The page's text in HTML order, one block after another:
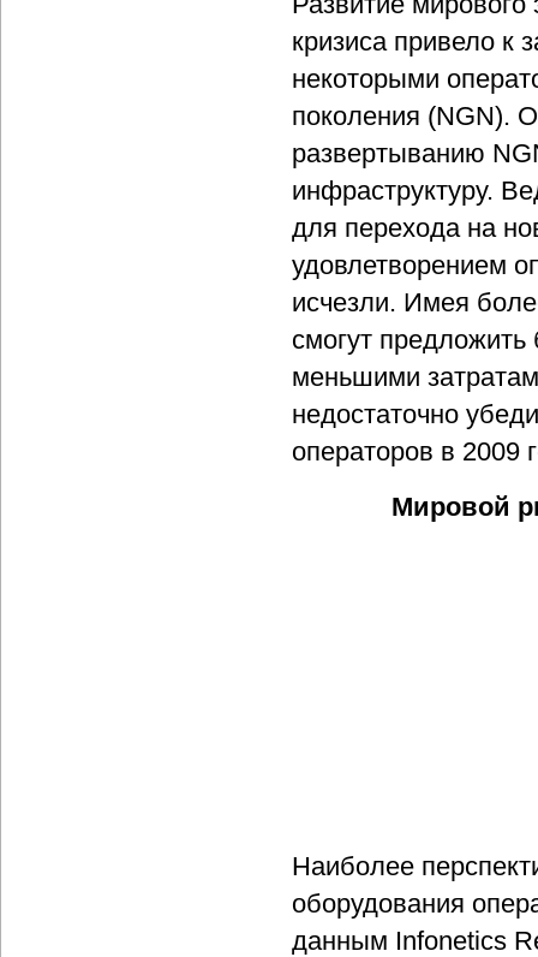
кризиса привело к
некоторыми
поколения (NGN).
развертыванию
инфраструктуру.
для перехода на
удовлетворением
исчезли. Имея
смогут
меньшими
недостаточно
операторов в 2009
Мировой
Наиболее
оборудования
данным Infonetics